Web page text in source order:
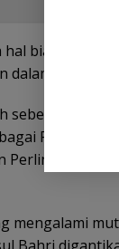
biasa
dalam
sebelumnya
Pati
mengalami